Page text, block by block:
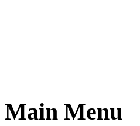
Main Menu